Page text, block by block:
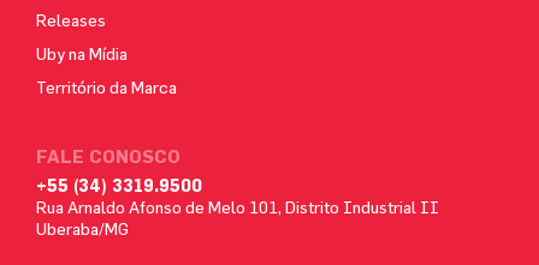
Releases
Uby na Mídia
Território da Marca
FALE CONOSCO
+55 (34) 3319.9500
Rua Arnaldo Afonso de Melo 101, Distrito Industrial II
Uberaba/MG